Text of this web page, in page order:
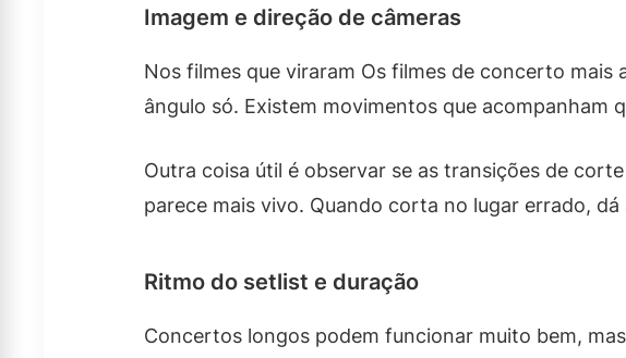
Imagem e direção de câmeras
Nos filmes que viraram Os filmes de concerto
ângulo só. Existem movimentos que acompanham
Outra coisa útil é observar se as transições de
parece mais vivo. Quando corta no lugar errado,
Ritmo do setlist e duração
Concertos longos podem funcionar muito bem,